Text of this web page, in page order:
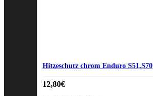
Hitzeschutz chrom Enduro S51,S70
12,80€